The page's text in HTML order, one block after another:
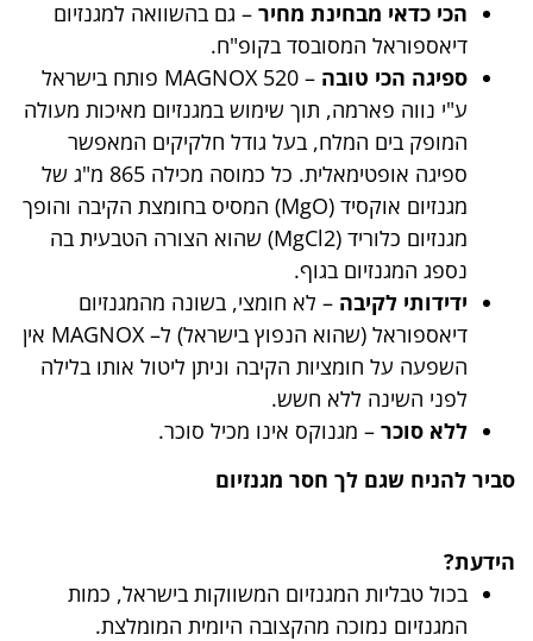
הכי כדאי מבחינת מחיר – גם בהשוואה למגנזיום
דיאספוראל המסובסד בקופ"ח.
ספיגה הכי טובה
– MAGNOX 520 פותח בישראל
ע"י נווה פארמה, תוך שימוש במגנזיום מאיכות מעולה
המופק בים המלח, בעל גודל חלקיקים המאפשר
ספיגה אופטימאלית. כל כמוסה מכילה 865 מ"ג של
מגנזיום אוקסיד (MgO) המסיס בחומצת הקיבה והופך
מגנזיום כלוריד (MgCl2) שהוא הצורה הטבעית בה
נספג המגנזיום בגוף.
ידידותי לקיבה – לא חומצי, בשונה מהמגנזיום
דיאספוראל (שהוא הנפוץ בישראל) ל– MAGNOX אין
השפעה על חומציות הקיבה וניתן ליטול אותו בלילה
לפני השינה ללא חשש.
ללא סוכר – מגנוקס אינו מכיל סוכר.
סביר להניח שגם לך חסר מגנזיום
הידעת?
בכול טבליות המגנזיום המשווקות בישראל, כמות
המגנזיום נמוכה מהקצובה היומית המומלצת.